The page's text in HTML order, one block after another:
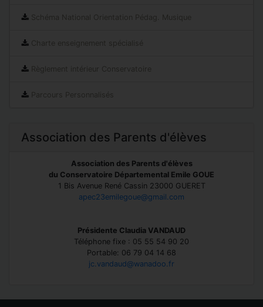
Schéma National Orientation Pédag. Musique
Charte enseignement spécialisé
Règlement intérieur Conservatoire
Parcours Personnalisés
Association des Parents d'élèves
Association des Parents d'élèves
du Conservatoire Départemental Emile GOUE
1 Bis Avenue René Cassin 23000 GUERET
apec23emilegoue@gmail.com
Présidente Claudia VANDAUD
Téléphone fixe : 05 55 54 90 20
Portable: 06 79 04 14 68
jc.vandaud@wanadoo.fr